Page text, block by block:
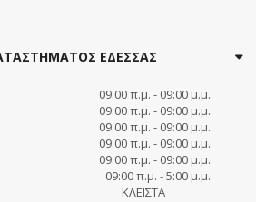
ΕΔΕΣΣΑΣ
09:00 π.μ. - 09:00 μ.μ.
09:00 π.μ. - 09:00 μ.μ.
09:00 π.μ. - 09:00 μ.μ.
09:00 π.μ. - 09:00 μ.μ.
09:00 π.μ. - 09:00 μ.μ.
09:00 π.μ. - 5:00 μ.μ.
ΚΛΕΙΣΤΑ